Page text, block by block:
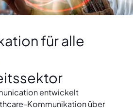
für alle
entwickelt
Kommunikation über